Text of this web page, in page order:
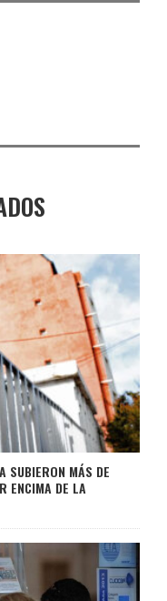
SUBIERON MÁS DE
ENCIMA DE LA